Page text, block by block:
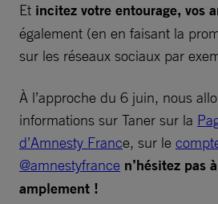
Et incitez votre entourage, vos
également (en en faisant la
sur les réseaux sociaux par
À l’approche du 6 juin, nous
informations sur Taner sur la
d’Amnesty France, sur le
@amnestyfrance n’hésitez pas
amplement !